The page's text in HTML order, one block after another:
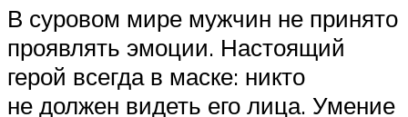
В суровом мире мужчин не принято
проявлять эмоции. Настоящий
герой всегда в маске: никто
не должен видеть его лица. Умение